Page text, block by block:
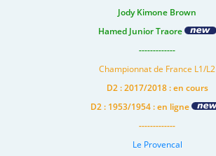
Jody Kimone Brown
Hamed Junior Traore
-------------
Championnat de France L1/L2
D2 : 2017/2018 : en cours
D2 : 1953/1954 : en ligne
-------------
Le Provencal